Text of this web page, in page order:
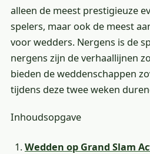
alleen de meest prestigieuze
spelers, maar ook de meest
voor wedders. Nergens is de
nergens zijn de verhaallijnen
bieden de weddenschappen
tijdens deze twee weken
Inhoudsopgave
Wedden op Grand Slam